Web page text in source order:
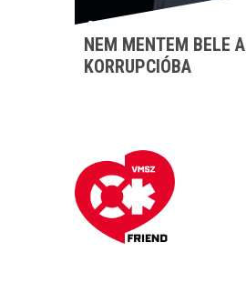
NEM MENTEM BELE A
KORRUPCIÓBA